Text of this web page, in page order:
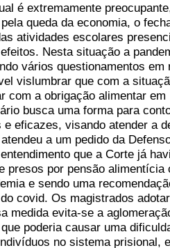
é extremamente
queda da economia, o
atividades escolares
Nesta situação a
vários questionamentos
vislumbrar que com a
com a obrigação alimentar
busca uma forma para
e eficazes, visando atender a
a um pedido da
que a Corte já
presos por pensão
e sendo uma
covid. Os magistrados
medida evita-se a
poderia causar uma
no sistema prisional,